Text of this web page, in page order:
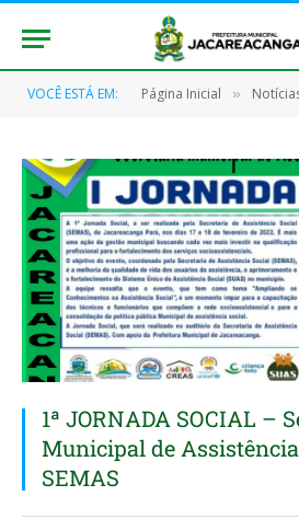
VOCÊ ESTÁ EM: Página Inicial »
1ª JORNADA SOCIAL –
Municipal de
SEMAS